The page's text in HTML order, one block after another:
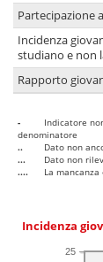
Partecipazione
Incidenza
studiano e non
Rapporto
-
Indicatore
denominatore
..
Dato non
...
Dato non
....
La
Incidenza
25